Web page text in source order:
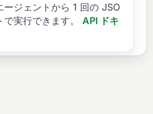
ージェントから 1 回の JSO
実行できます。
API ドキ